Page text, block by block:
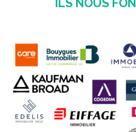
ILS NOUS